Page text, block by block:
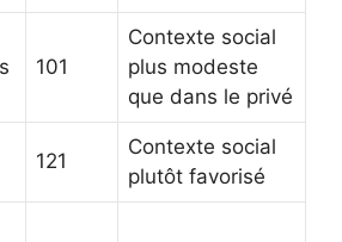
101
Contexte social
plus modeste
que dans le privé
121
Contexte social
plutôt favorisé